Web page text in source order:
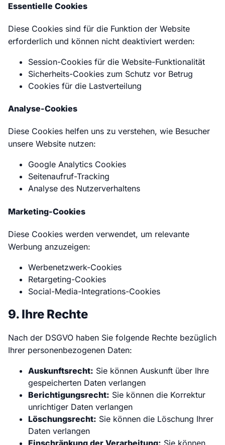
Essentielle Cookies
Diese Cookies sind für die Funktion der Website
erforderlich und können nicht deaktiviert werden:
Session-Cookies für die Website-Funktionalität
Sicherheits-Cookies zum Schutz vor Betrug
Cookies für die Lastverteilung
Analyse-Cookies
Diese Cookies helfen uns zu verstehen, wie Besucher
unsere Website nutzen:
Google Analytics Cookies
Seitenaufruf-Tracking
Analyse des Nutzerverhaltens
Marketing-Cookies
Diese Cookies werden verwendet, um relevante
Werbung anzuzeigen:
Werbenetzwerk-Cookies
Retargeting-Cookies
Social-Media-Integrations-Cookies
9. Ihre Rechte
Nach der DSGVO haben Sie folgende Rechte bezüglich
Ihrer personenbezogenen Daten:
Auskunftsrecht: Sie können Auskunft über Ihre
gespeicherten Daten verlangen
Berichtigungsrecht: Sie können die Korrektur
unrichtiger Daten verlangen
Löschungsrecht: Sie können die Löschung Ihrer
Daten verlangen
Einschränkung der Verarbeitung: Sie können